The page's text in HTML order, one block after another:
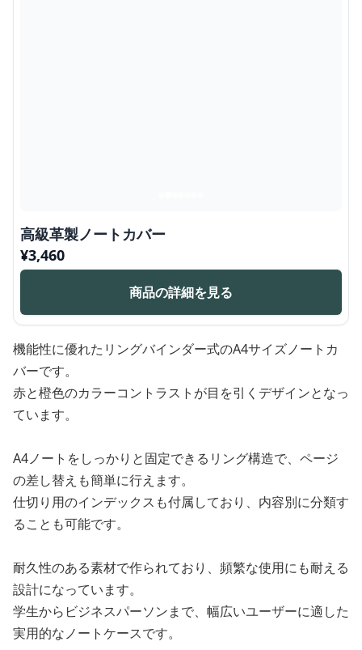
高級革製ノートカバー
¥3,460
商品の詳細を見る
機能性に優れたリングバインダー式のA4サイズノートカ
バーです。
赤と橙色のカラーコントラストが目を引くデザインとなっ
ています。
A4ノートをしっかりと固定できるリング構造で、ページ
の差し替えも簡単に行えます。
仕切り用のインデックスも付属しており、内容別に分類す
ることも可能です。
耐久性のある素材で作られており、頻繁な使用にも耐える
設計になっています。
学生からビジネスパーソンまで、幅広いユーザーに適した
実用的なノートケースです。